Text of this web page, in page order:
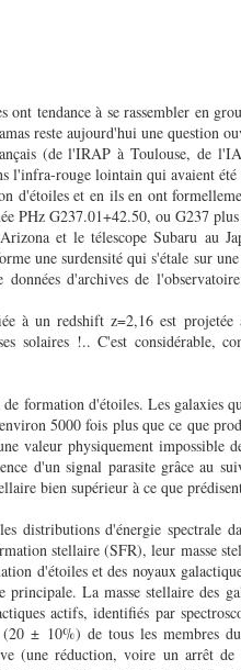
tendance à se rassembler en
reste aujourd'hui une question
(de l'IRAP à Toulouse, de
l'infra-rouge lointain qui avaient été
d'étoiles et en ils en ont
PHz G237.01+42.50, ou G237
et le télescope Subaru au
une surdensité qui s'étale sur
d'archives de
à un redshift z=2,16 est projetée
solaires !.. C'est considérable,
formation d'étoiles. Les galaxies
5000 fois plus que ce que
valeur physiquement impossible
d'un signal parasite grâce au
bien supérieur à ce que
distributions d'énergie spectrale
stellaire (SFR), leur masse
d'étoiles et des noyaux
principale. La masse stellaire des
actifs, identifiés par
± 10%) de tous les membres
(une réduction, voire un arrêt